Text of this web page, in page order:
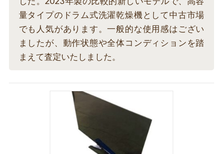
量タイプのドラム式洗濯乾燥機として中古市場
でも人気があります。一般的な使用感はござい
ましたが、動作状態や全体コンディションを踏
まえて査定いたしました。